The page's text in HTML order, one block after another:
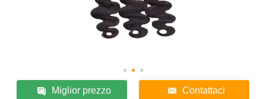
Miglior prezzo Contattaci